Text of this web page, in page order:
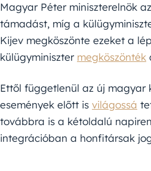
Magyar Péter miniszterelnök
támadást, míg a
Kijev megköszönte ezeket a
külügyminiszter megköszönték
Ettől függetlenül az új magyar
események előtt is világossá
továbbra is a kétoldalú
integrációban a honfitársak